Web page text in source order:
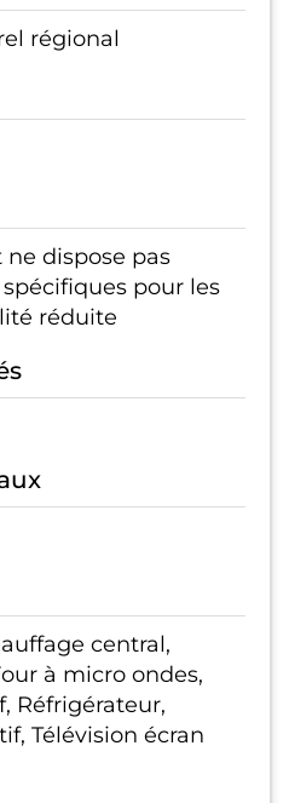
régional
dispose pas
pour les
réduite
central,
à micro ondes,
Réfrigérateur,
Télévision écran